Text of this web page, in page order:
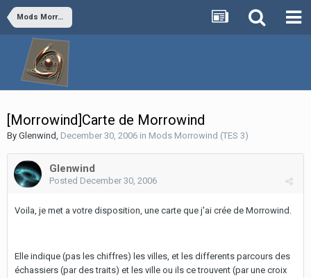
Mods Morrowind (TES 3)
[Morrowind]Carte de Morrowind
By Glenwind, December 30, 2006 in Mods Morrowind (TES 3)
Glenwind
Posted December 30, 2006
Voila, je met a votre disposition, une carte que j'ai crée de Morrowind.
Elle indique (pas les chiffres) les villes, et les differents parcours des
échassiers (par des traits) et les ville ou ils ce trouvent (par une croix